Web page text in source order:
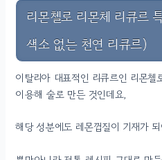
리몬첼로 리몬체 리큐르
색소 없는 천연 리큐르)
이탈리아 대표적인 리큐르인 리몬
이용해 술로 만든 것인데요,
해당 성분에도 레몬껍질이 기재가